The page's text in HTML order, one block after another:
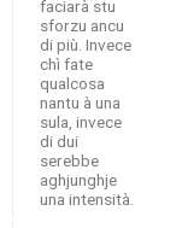
faciarà stu
sforzu ancu
di più. Invece
chì fate
qualcosa
nantu à una
sula, invece
di dui
serebbe
aghjunghje
una intensità.